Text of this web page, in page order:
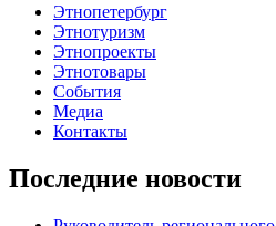
Этнопетербург
Этнотуризм
Этнопроекты
Этнотовары
События
Медиа
Контакты
Последние новости